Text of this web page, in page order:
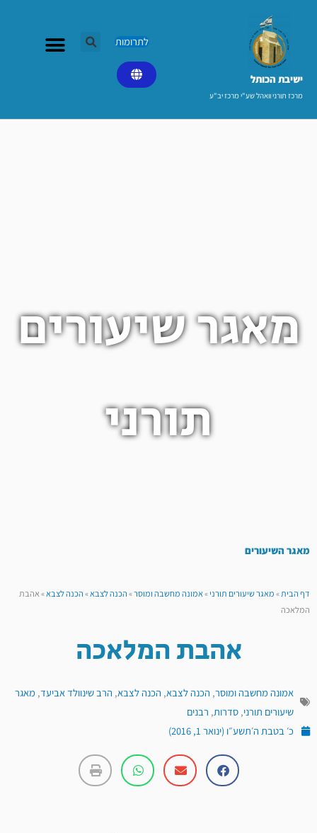
ישיבת הכותל​
מרכז תורני וואהל שע"י מרכז יב"ע
לתרומות
מאגר שיעורים
תורני
מאגר השיעורים
דף הבית»מאגר שיעורים תורני»אמונה מחשבה ומוסר»הכנה לצבא»הכנה לצבא»אהבת
המלאכה
אהבת המלאכה
אמונה מחשבה ומוסר, הכנה לצבא, הכנה לצבא, הרב שינוולד אביעד, מאגר
שיעורים תורני, סדרות, רבנים
כ׳ בטבת ה׳תשע״ו (ינואר 1, 2016)